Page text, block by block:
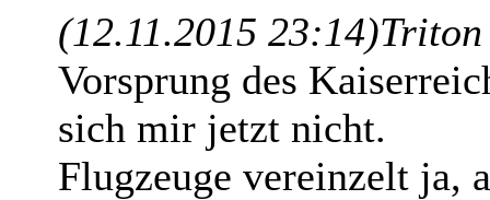
(12.11.2015 23:14)
Vorsprung des
sich mir jetzt nicht.
Flugzeuge vereinzelt ja,